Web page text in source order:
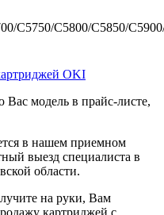
C5750/C5800/C5850/
OKI
модель в прайс-листе,
в нашем приемном
выезд специалиста в
области.
на руки, Вам
картриджей с